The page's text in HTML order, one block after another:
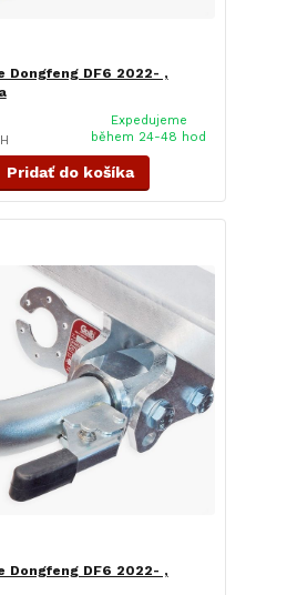
Dongfeng DF6 2022- ,
Expedujeme
během 24-48 hod
Pridať do košíka
Dongfeng DF6 2022- ,